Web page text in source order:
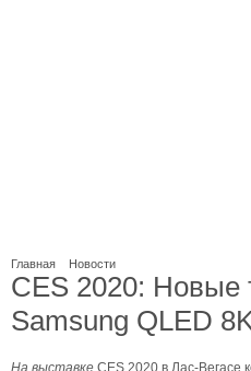
Главная Новости
CES 2020: Новые
Samsung QLED
На выставке CES 2020 в Лас-Вегасе